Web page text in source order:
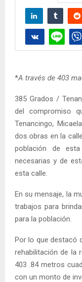
*A través de 403
385 Grados /
del compromiso
Tenancingo,
dos obras en la
población de
necesarias y de
esta calle.
En su mensaje, la
trabajos para
para la población.
Por lo que destacó
rehabilitación de la
403 .84 metros
con un monto de